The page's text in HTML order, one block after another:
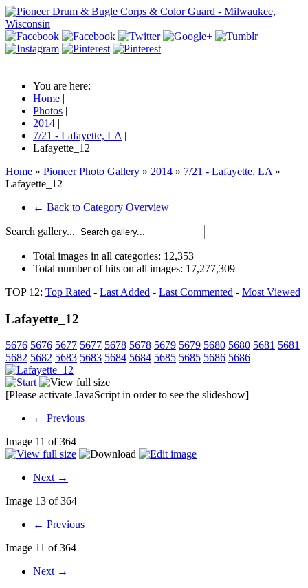
You are here:
Home |
Photos |
2014 |
7/21 - Lafayette, LA |
Lafayette_12
Home » Pioneer Photo Gallery » 2014 » 7/21 - Lafayette, LA »
Lafayette_12
← Back to Category Overview
Search gallery...
Total images in all categories: 12,353
Total number of hits on all images: 17,277,309
TOP 12: Top Rated - Last Added - Last Commented - Most Viewed
Lafayette_12
5676 5676 5677 5677 5678 5678 5679 5679 5680 5680 5681 5681
5682 5682 5683 5683 5684 5684 5685 5685 5686 5686
[Please activate JavaScript in order to see the slideshow]
← Previous
Image 11 of 364
Next →
Image 13 of 364
← Previous
Image 11 of 364
Next →